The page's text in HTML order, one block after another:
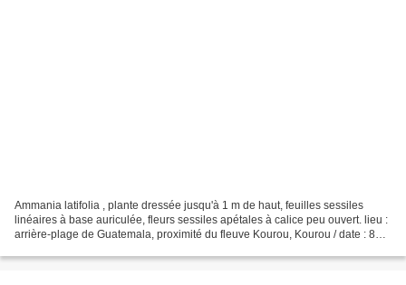
Ammania latifolia , plante dressée jusqu'à 1 m de haut, feuilles sessiles
linéaires à base auriculée, fleurs sessiles apétales à calice peu ouvert. lieu :
arrière-plage de Guatemala, proximité du fleuve Kourou, Kourou / date : 8